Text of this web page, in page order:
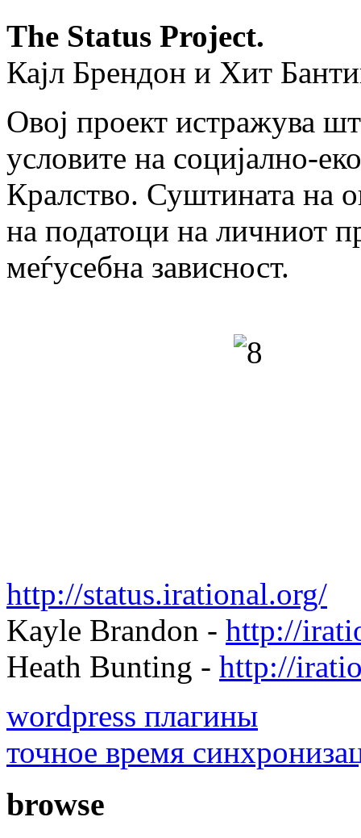
The Status Project.
Кајл Брендон и Хит
Овој проект истражува
условите на социјално-
Кралство. Суштината на
на податоци на личниот
меѓусебна зависност.
http://status.irational.org/
Kayle Brandon - http://
Heath Bunting - http://
wordpress плагины
точное время
browse